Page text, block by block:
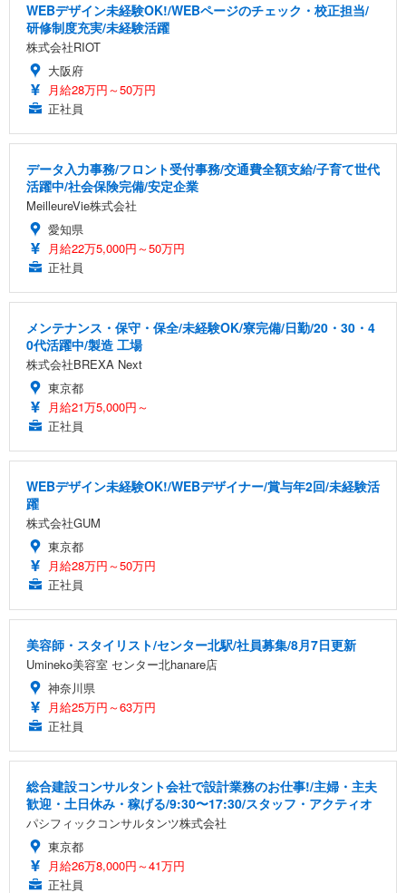
WEBデザイン未経験OK!/WEBページのチェック・校正担当/
研修制度充実/未経験活躍
株式会社RIOT
大阪府
月給28万円～50万円
正社員
データ入力事務/フロント受付事務/交通費全額支給/子育て世代
活躍中/社会保険完備/安定企業
MeilleureVie株式会社
愛知県
月給22万5,000円～50万円
正社員
メンテナンス・保守・保全/未経験OK/寮完備/日勤/20・30・4
0代活躍中/製造 工場
株式会社BREXA Next
東京都
月給21万5,000円～
正社員
WEBデザイン未経験OK!/WEBデザイナー/賞与年2回/未経験活
躍
株式会社GUM
東京都
月給28万円～50万円
正社員
美容師・スタイリスト/センター北駅/社員募集/8月7日更新
Umineko美容室 センター北hanare店
神奈川県
月給25万円～63万円
正社員
総合建設コンサルタント会社で設計業務のお仕事!/主婦・主夫
歓迎・土日休み・稼げる/9:30〜17:30/スタッフ・アクティオ
パシフィックコンサルタンツ株式会社
東京都
月給26万8,000円～41万円
正社員